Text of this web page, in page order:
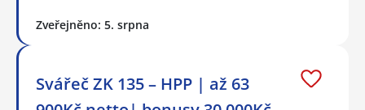
Zveřejněno: 5. srpna
Svářeč ZK 135 – HPP | až 63